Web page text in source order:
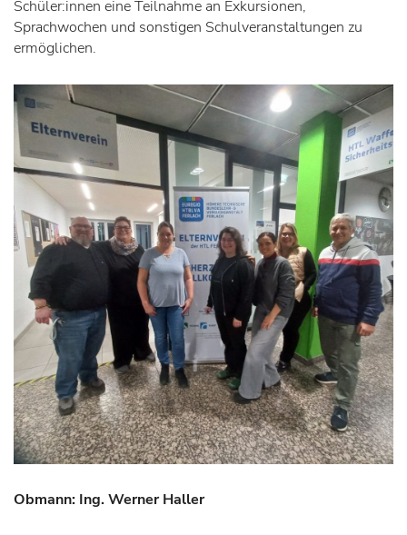
Schüler:innen eine Teilnahme an Exkursionen,
Sprachwochen und sonstigen Schulveranstaltungen zu
ermöglichen.
Obmann: Ing. Werner Haller